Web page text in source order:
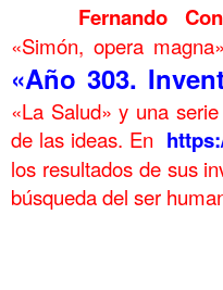
Fernando
«Simón, opera
«Año 303.
«La Salud» y una
de las ideas. En
los resultados de sus
búsqueda del ser